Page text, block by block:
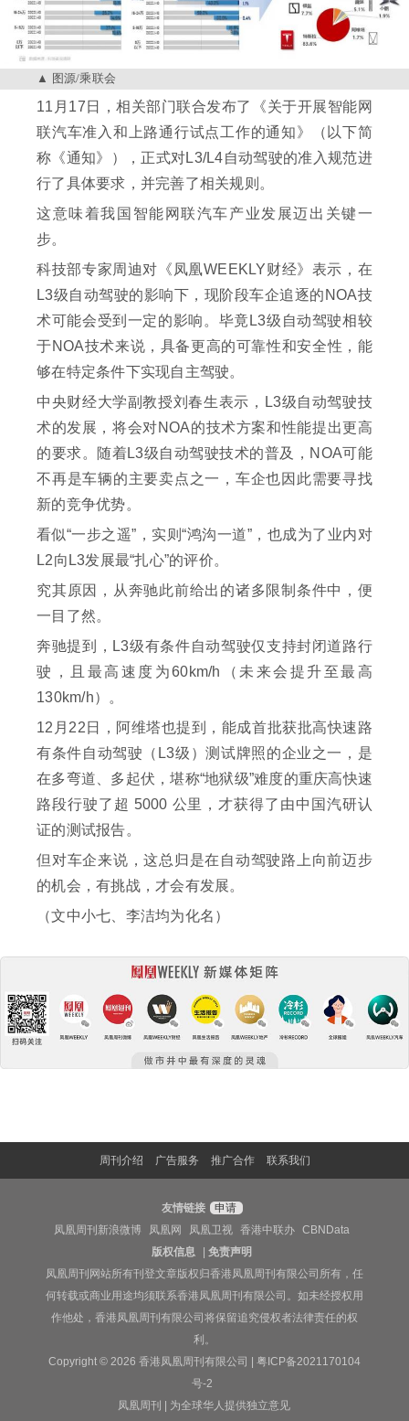
图源/乘联会
11月17日，相关部门联合发布了《关于开展智能网
联汽车准入和上路通行试点工作的通知》（以下简
称《通知》），正式对L3/L4自动驾驶的准入规范进
行了具体要求，并完善了相关规则。
这意味着我国智能网联汽车产业发展迈出关键一
步。
科技部专家周迪对《凤凰WEEKLY财经》表示，在
L3级自动驾驶的影响下，现阶段车企追逐的NOA技
术可能会受到一定的影响。毕竟L3级自动驾驶相较
于NOA技术来说，具备更高的可靠性和安全性，能
够在特定条件下实现自主驾驶。
中央财经大学副教授刘春生表示，L3级自动驾驶技
术的发展，将会对NOA的技术方案和性能提出更高
的要求。随着L3级自动驾驶技术的普及，NOA可能
不再是车辆的主要卖点之一，车企也因此需要寻找
新的竞争优势。
看似“一步之遥”，实则“鸿沟一道”，也成为了业内对
L2向L3发展最“扎心”的评价。
究其原因，从奔驰此前给出的诸多限制条件中，便
一目了然。
奔驰提到，L3级有条件自动驾驶仅支持封闭道路行
驶，且最高速度为60km/h（未来会提升至最高
130km/h）。
12月22日，阿维塔也提到，能成首批获批高快速路
有条件自动驾驶（L3级）测试牌照的企业之一，是
在多弯道、多起伏，堪称“地狱级”难度的重庆高快速
路段行驶了超 5000 公里，才获得了由中国汽研认
证的测试报告。
但对车企来说，这总归是在自动驾驶路上向前迈步
的机会，有挑战，才会有发展。
（文中小七、李洁均为化名）
周刊介绍 广告服务 推广合作 联系我们
友情链接
申请
凤凰周刊新浪微博
凤凰网 凤凰卫视 香港中联办
CBNData
版权信息
|免责声明
凤凰周刊网站所有刊登文章版权归香港凤凰周刊有限公司所有，任
何转载或商业用途均须联系香港凤凰周刊有限公司。如未经授权用
作他处，香港凤凰周刊有限公司将保留追究侵权者法律责任的权
利。
Copyright © 2026 香港凤凰周刊有限公司 | 粤ICP备2021170104
号-2
凤凰周刊 | 为全球华人提供独立意见